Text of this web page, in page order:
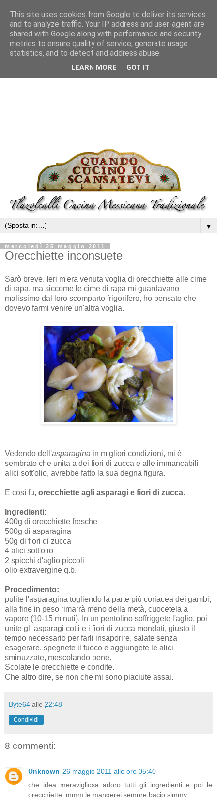
▼
mercoledì 25 maggio 2011
Orecchiette inconsuete
Sarò breve. Ieri m'era venuta voglia di orecchiette alle cime
di rapa, ma siccome le cime di rapa mi guardavano
malissimo dal loro scomparto frigorifero, ho pensato che
dovevo farmi venire un'altra voglia.
Vedendo dell'asparagina in migliori condizioni, mi è
sembrato che unita a dei fiori di zucca e alle immancabili
alici sott'olio, avrebbe fatto la sua degna figura.
E così fu, orecchiette agli asparagi e fiori di zucca.
Ingredienti:
400g di orecchiette fresche
500g di asparagina
50g di fiori di zucca
4 alici sott'olio
2 spicchi d'aglio piccoli
olio extravergine q.b.
Procedimento:
pulite l'asparagina togliendo la parte più coriacea dei gambi,
alla fine in peso rimarrà meno della metà, cuocetela a
vapore (10-15 minuti). In un pentolino soffriggete l'aglio, poi
unite gli asparagi cotti e i fiori di zucca mondati, giusto il
tempo necessario per farli insaporire, salate senza
esagerare, spegnete il fuoco e aggiungete le alici
sminuzzate, mescolando bene.
Scolate le orecchiette e condite.
Che altro dire, se non che mi sono piaciute assai.
Byte64 alle 22:48
Condividi
8 commenti:
Unknown 26 maggio 2011 alle ore 05:40
che idea meravigliosa adoro tutti gli ingredienti e poi le
orecchiette..mmm le mangerei sempre bacio simmy
This site uses cookies from Google to deliver its services
and to analyze traffic. Your IP address and user-agent are
shared with Google along with performance and security
metrics to ensure quality of service, generate usage
statistics, and to detect and address abuse.
LEARN MORE GOT IT